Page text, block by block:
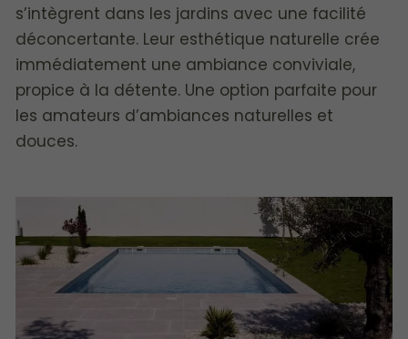
s’intègrent dans les jardins avec une facilité
déconcertante. Leur esthétique naturelle crée
immédiatement une ambiance conviviale,
propice à la détente. Une option parfaite pour
les amateurs d’ambiances naturelles et
douces.